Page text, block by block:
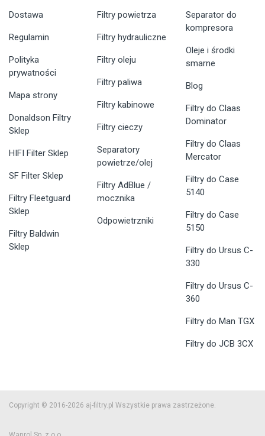
Dostawa
Regulamin
Polityka
prywatności
Mapa strony
Donaldson Filtry
Sklep
HIFI Filter Sklep
SF Filter Sklep
Filtry Fleetguard
Sklep
Filtry Baldwin
Sklep
Filtry powietrza
Filtry hydrauliczne
Filtry oleju
Filtry paliwa
Filtry kabinowe
Filtry cieczy
Separatory
powietrze/olej
Filtry AdBlue /
mocznika
Odpowietrzniki
Separator do
kompresora
Oleje i środki
smarne
Blog
Filtry do Claas
Dominator
Filtry do Claas
Mercator
Filtry do Case
5140
Filtry do Case
5150
Filtry do Ursus C-
330
Filtry do Ursus C-
360
Filtry do Man TGX
Filtry do JCB 3CX
Copyright © 2016-2026 aj-filtry.pl Wszystkie prawa zastrzeżone.